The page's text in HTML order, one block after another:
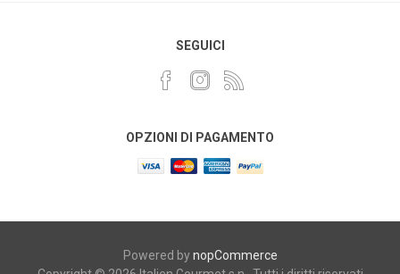
SEGUICI
OPZIONI DI PAGAMENTO
Powered bynopCommerce